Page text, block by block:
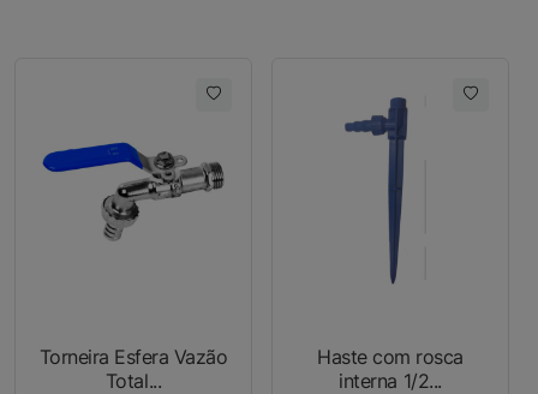
Torneira Esfera Vazão
Total...
Haste com rosca
interna 1/2...